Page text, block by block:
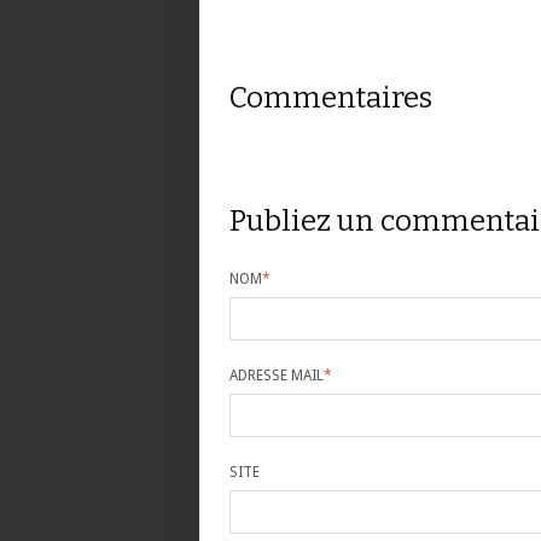
Commentaires
Publiez un
NOM*
ADRESSE MAIL*
SITE